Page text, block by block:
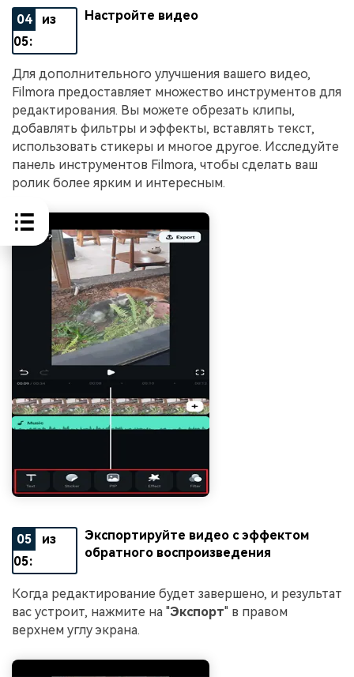
04
из
05:
Настройте видео
Для дополнительного улучшения вашего видео,
Filmora предоставляет множество инструментов для
редактирования. Вы можете обрезать клипы,
добавлять фильтры и эффекты, вставлять текст,
использовать стикеры и многое другое. Исследуйте
панель инструментов Filmora, чтобы сделать ваш
ролик более ярким и интересным.
05
из
05:
Экспортируйте видео с эффектом
обратного воспроизведения
Когда редактирование будет завершено, и результат
вас устроит, нажмите на "Экспорт" в правом
верхнем углу экрана.